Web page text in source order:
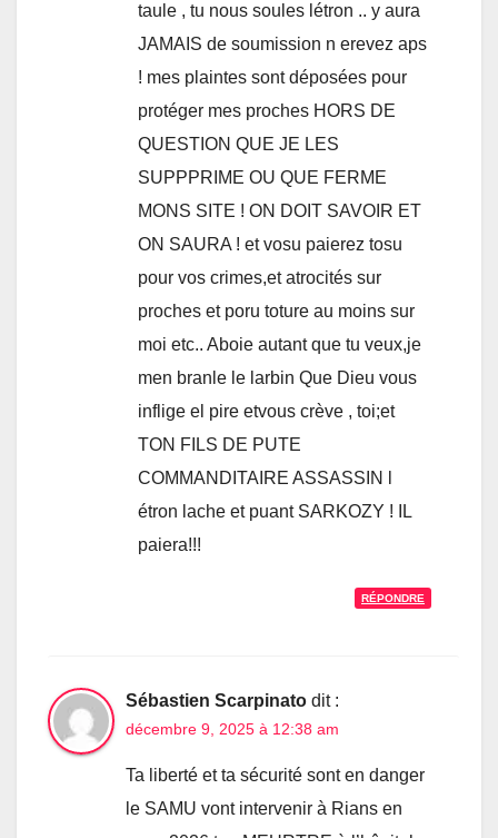
taule , tu nous soules létron .. y aura
JAMAIS de soumission n erevez aps
! mes plaintes sont déposées pour
protéger mes proches HORS DE
QUESTION QUE JE LES
SUPPPRIME OU QUE FERME
MONS SITE ! ON DOIT SAVOIR ET
ON SAURA ! et vosu paierez tosu
pour vos crimes,et atrocités sur
proches et poru toture au moins sur
moi etc.. Aboie autant que tu veux,je
men branle le larbin Que Dieu vous
inflige el pire etvous crève , toi;et
TON FILS DE PUTE
COMMANDITAIRE ASSASSIN l
étron lache et puant SARKOZY ! IL
paiera!!!
RÉPONDRE
Sébastien Scarpinato dit :
décembre 9, 2025 à 12:38 am
Ta liberté et ta sécurité sont en danger
le SAMU vont intervenir à Rians en